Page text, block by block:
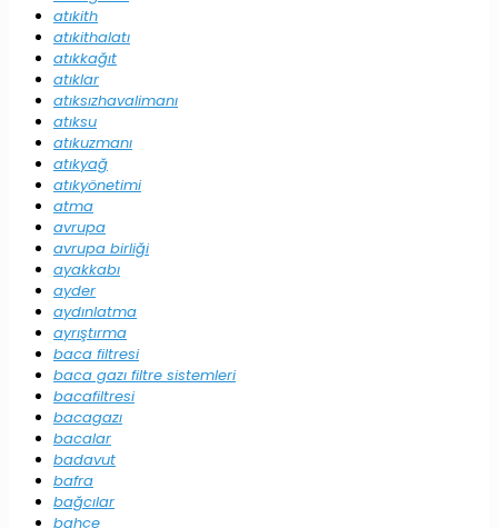
atıkith
atıkithalatı
atıkkağıt
atıklar
atıksızhavalimanı
atıksu
atıkuzmanı
atıkyağ
atıkyönetimi
atma
avrupa
avrupa birliği
ayakkabı
ayder
aydınlatma
ayrıştırma
baca filtresi
baca gazı filtre sistemleri
bacafiltresi
bacagazı
bacalar
badavut
bafra
bağcılar
bahçe